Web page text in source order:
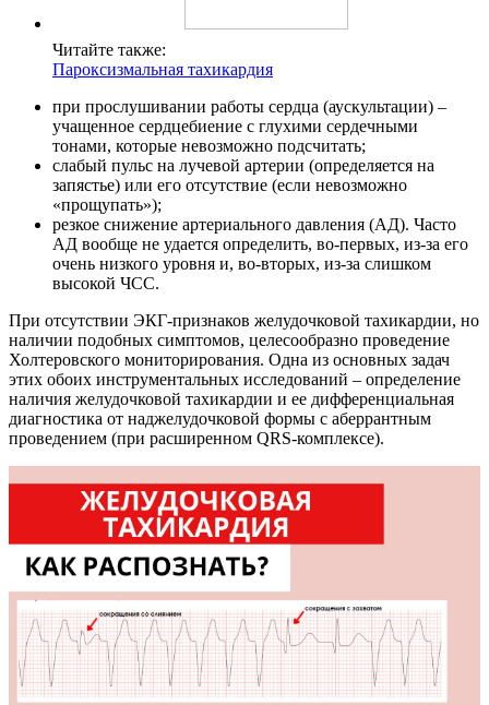
Читайте также:
Пароксизмальная тахикардия
при прослушивании работы сердца (аускультации) –
учащенное сердцебиение с глухими сердечными
тонами, которые невозможно подсчитать;
слабый пульс на лучевой артерии (определяется на
запястье) или его отсутствие (если невозможно
«прощупать»);
резкое снижение артериального давления (АД). Часто
АД вообще не удается определить, во-первых, из-за его
очень низкого уровня и, во-вторых, из-за слишком
высокой ЧСС.
При отсутствии ЭКГ-признаков желудочковой тахикардии, но
наличии подобных симптомов, целесообразно проведение
Холтеровского мониторирования. Одна из основных задач
этих обоих инструментальных исследований – определение
наличия желудочковой тахикардии и ее дифференциальная
диагностика от наджелудочковой формы с аберрантным
проведением (при расширенном QRS-комплексе).